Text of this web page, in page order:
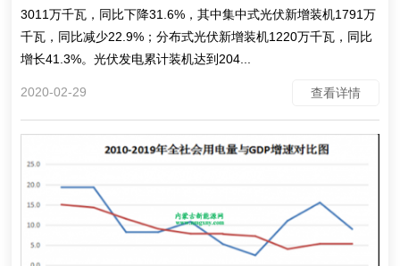
3011万千瓦，同比下降31.6%，其中集中式光伏新增装机1791万
千瓦，同比减少22.9%；分布式光伏新增装机1220万千瓦，同比
增长41.3%。光伏发电累计装机达到204...
2020-02-29 查看详情